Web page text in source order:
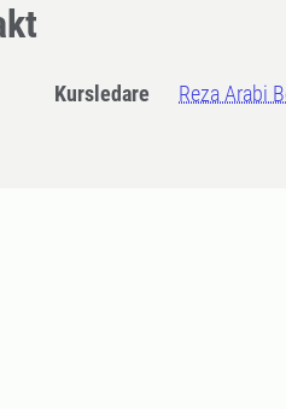
Kursledare Reza Arabi